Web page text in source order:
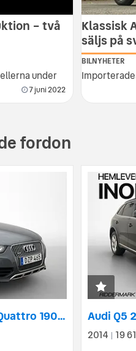
– två
under
7 juni 2022
Klassisk
säljs på
BILNYHETER
fordon
Audi A4 Allroad 2.0 TDI Quattro 190hk Drag Isofix Sensorer
2014 19